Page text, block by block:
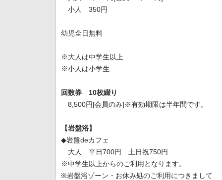
小人 350円
幼児全日無料
※大人は中学生以上
※小人は小学生
回数券 10枚綴り
8,500円[会員のみ]※有効期限は半年間です。
【岩盤浴】
◆岩盤deカフェ
大人 平日700円 土日祝750円
※中学生以上からのご利用となります。
※岩盤浴ゾーン・お休み処のご利用につきまして